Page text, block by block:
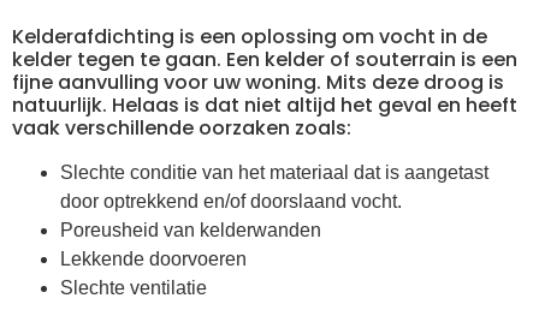
Kelderafdichting is een oplossing om vocht in de
kelder tegen te gaan. Een kelder of souterrain is een
fijne aanvulling voor uw woning. Mits deze droog is
natuurlijk. Helaas is dat niet altijd het geval en heeft
vaak verschillende oorzaken zoals:
Slechte conditie van het materiaal dat is aangetast
door optrekkend en/of doorslaand vocht.
Poreusheid van kelderwanden
Lekkende doorvoeren
Slechte ventilatie